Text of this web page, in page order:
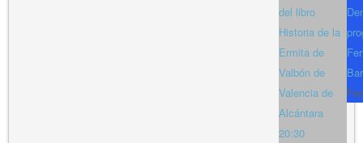
del libro
Historia de la
Ermita de
Valbón de
Valencia de
Alcántara
20:30